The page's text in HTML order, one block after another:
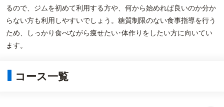
るので、ジムを初めて利用する方や、何から始めれば良いのか分か
らない方も利用しやすいでしょう。糖質制限のない食事指導を行う
ため、しっかり食べながら痩せたい･体作りをしたい方に向いてい
ます。
コース一覧